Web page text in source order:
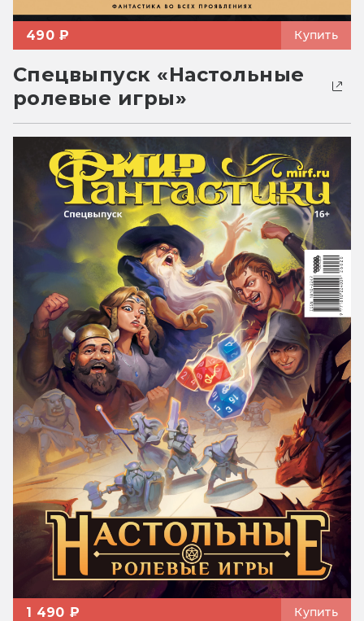
490 ₽ Купить
Спецвыпуск «Настольные
ролевые игры»
1 490 ₽ Купить